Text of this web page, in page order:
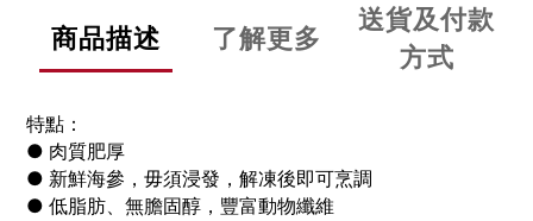
商品描述 了解更多
送貨及付款
方式
特點：
● 肉質肥厚
● 新鮮海參，毋須浸發，解凍後即可烹調
● 低脂肪、無膽固醇，豐富動物纖維